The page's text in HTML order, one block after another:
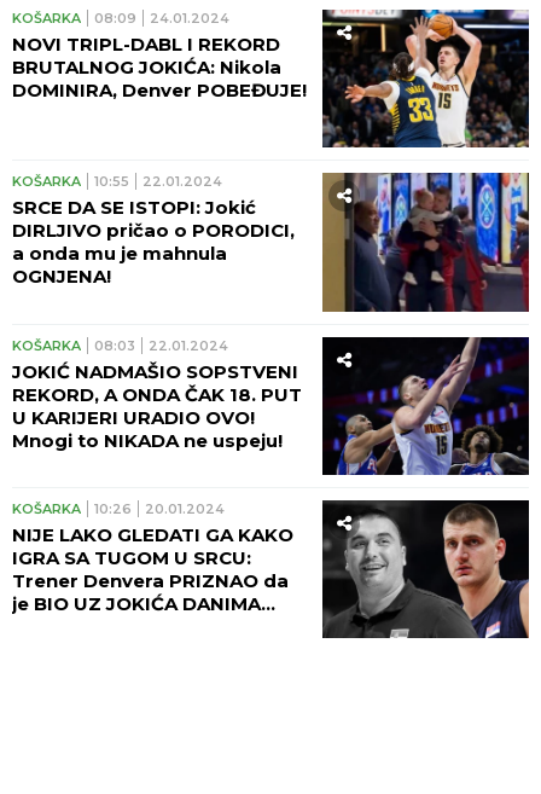
KOŠARKA 08:09 24.01.2024
NOVI TRIPL-DABL I REKORD
BRUTALNOG JOKIĆA: Nikola
DOMINIRA, Denver POBEĐUJE!
KOŠARKA 10:55 22.01.2024
SRCE DA SE ISTOPI: Jokić
DIRLJIVO pričao o PORODICI,
a onda mu je mahnula
OGNJENA!
KOŠARKA 08:03 22.01.2024
JOKIĆ NADMAŠIO SOPSTVENI
REKORD, A ONDA ČAK 18. PUT
U KARIJERI URADIO OVO!
Mnogi to NIKADA ne uspeju!
KOŠARKA 10:26 20.01.2024
NIJE LAKO GLEDATI GA KAKO
IGRA SA TUGOM U SRCU:
Trener Denvera PRIZNAO da
je BIO UZ JOKIĆA DANIMA